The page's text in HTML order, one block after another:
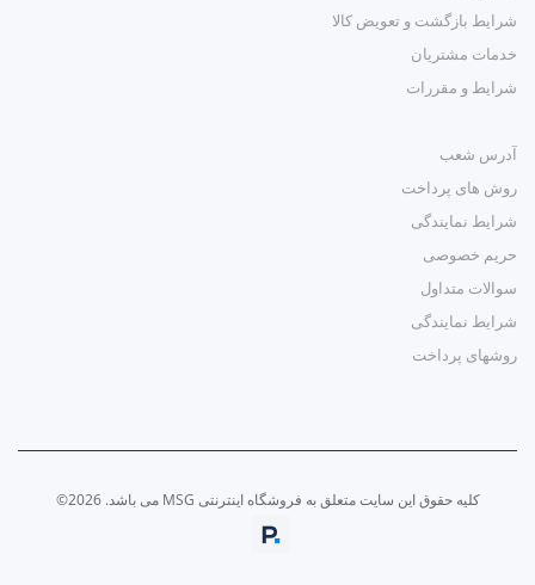
شرایط بازگشت و تعویض کالا
خدمات مشتریان
شرایط و مقررات
آدرس شعب
روش های پرداخت
شرایط نمایندگی
حریم خصوصی
سوالات متداول
شرایط نمایندگی
روشهای پرداخت
کلیه حقوق این سایت متعلق به فروشگاه اینترنتی MSG می باشد. 2026©